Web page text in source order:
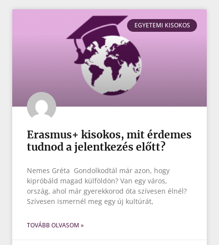
EGYETEMI KISOKOS
Erasmus+ kisokos, mit érdemes
tudnod a jelentkezés előtt?
Nemes Gréta Gondolkodtál már azon, hogy
kipróbáld magad külföldön? Van egy város,
ország, ahol már gyerekkorod óta szívesen élnél?
Szívesen ismernél meg egy új kultúrát,
TOVÁBB OLVASOM »